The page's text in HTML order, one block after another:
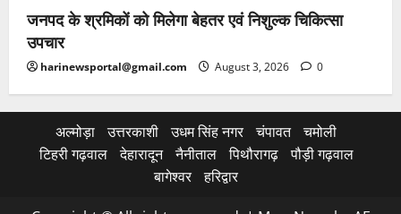
जनपद के श्रमिकों को मिलेगा बेहतर एवं निशुल्क चिकित्सा
उपचार
harinewsportal@gmail.com August 3, 2026 0
अल्मोड़ा उत्तरकाशी उधम सिंह नगर चंपावत
चमोली
टिहरी गढ़वाल
देहारादून नैनीताल पिथौरागढ़
पौड़ी गढ़वाल
बागेश्वर
हरिद्वार